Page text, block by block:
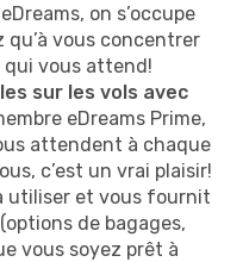
on s’occupe
qu’à vous concentrer
qui vous attend!
sur les vols avec
eDreams Prime,
attendent à chaque
c’est un vrai plaisir!
utiliser et vous fournit
de bagages,
vous soyez prêt à